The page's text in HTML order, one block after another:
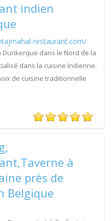
indien
restaurant.com/
Dunkerque dans le Nord de la
dans la cuisine Indienne.
de cuisine traditionnelle
à
près de
Belgique